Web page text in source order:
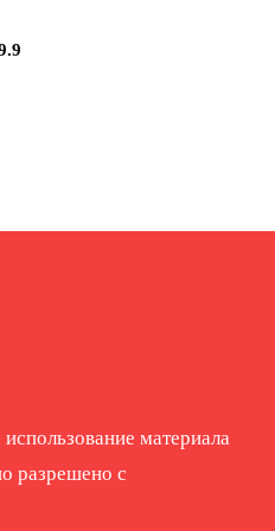
материала
разрешено с